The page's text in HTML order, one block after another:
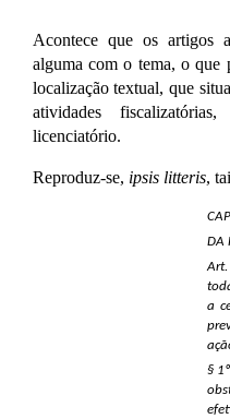
Acontece que os artigos
alguma com o tema, o que
localização textual, que
atividades
licenciatório.
Reproduz-se, ipsis litteris,
DA
a
§